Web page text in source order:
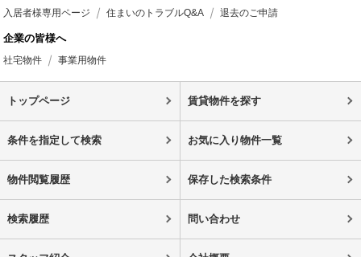
入居者様専用ページ 住まいのトラブルQ&A 退去のご申請
企業の皆様へ
社宅物件 事業用物件
トップページ 賃貸物件を探す
条件を指定して検索 お気に入り物件一覧
物件閲覧履歴 保存した検索条件
検索履歴 問い合わせ